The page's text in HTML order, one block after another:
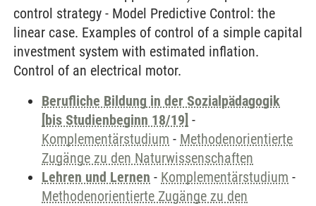
control strategy - Model Predictive Control: the
linear case. Examples of control of a simple capital
investment system with estimated inflation.
Control of an electrical motor.
Berufliche Bildung in der Sozialpädagogik
[bis Studienbeginn 18/19] -
Komplementärstudium - Methodenorientierte
Zugänge zu den Naturwissenschaften
Lehren und Lernen - Komplementärstudium -
Methodenorientierte Zugänge zu den